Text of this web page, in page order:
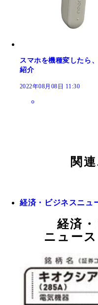
スマホを機種変したら
紹介
2022年08月08日 11:30
関
経済・ビジネスニュ
経済
ニュー